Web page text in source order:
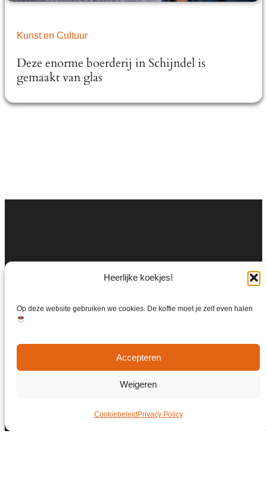
Heerlijke koekjes!
Op deze website gebruiken we cookies. De koffie moet je zelf even halen
Accepteren
Weigeren
Cookiebeleid Privacy Policy
Kunst en Cultuur
Deze enorme boerderij in Schijndel is
gemaakt van glas